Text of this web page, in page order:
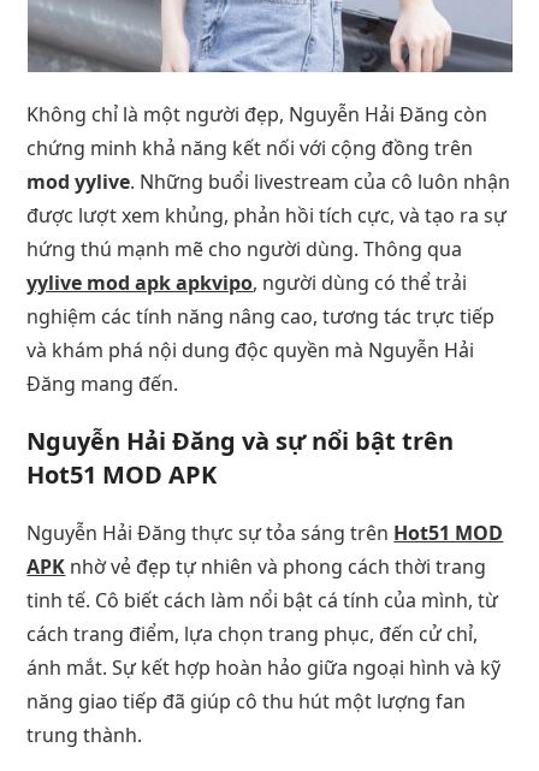
Không chỉ là một người đẹp, Nguyễn Hải Đăng còn
chứng minh khả năng kết nối với cộng đồng trên
mod yylive. Những buổi livestream của cô luôn nhận
được lượt xem khủng, phản hồi tích cực, và tạo ra sự
hứng thú mạnh mẽ cho người dùng. Thông qua
yylive mod apk apkvipo, người dùng có thể trải
nghiệm các tính năng nâng cao, tương tác trực tiếp
và khám phá nội dung độc quyền mà Nguyễn Hải
Đăng mang đến.
Nguyễn Hải Đăng và sự nổi bật trên
Hot51 MOD APK
Nguyễn Hải Đăng thực sự tỏa sáng trên Hot51 MOD
APK nhờ vẻ đẹp tự nhiên và phong cách thời trang
tinh tế. Cô biết cách làm nổi bật cá tính của mình, từ
cách trang điểm, lựa chọn trang phục, đến cử chỉ,
ánh mắt. Sự kết hợp hoàn hảo giữa ngoại hình và kỹ
năng giao tiếp đã giúp cô thu hút một lượng fan
trung thành.